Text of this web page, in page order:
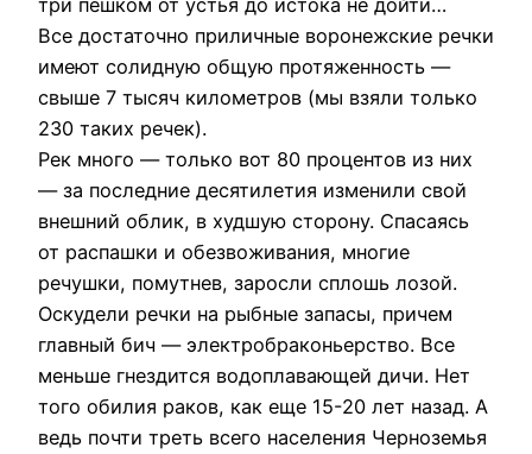
Все достаточно приличные воронежские речки
имеют солидную общую протяженность —
свыше 7 тысяч километров (мы взяли только
230 таких речек).
Рек много — только вот 80 процентов из них
— за последние десятилетия изменили свой
внешний облик, в худшую сторону. Спасаясь
от распашки и обезвоживания, многие
речушки, помутнев, заросли сплошь лозой.
Оскудели речки на рыбные запасы, причем
главный бич — электробраконьерство. Все
меньше гнездится водоплавающей дичи. Нет
того обилия раков, как еще 15-20 лет назад. А
ведь почти треть всего населения Черноземья